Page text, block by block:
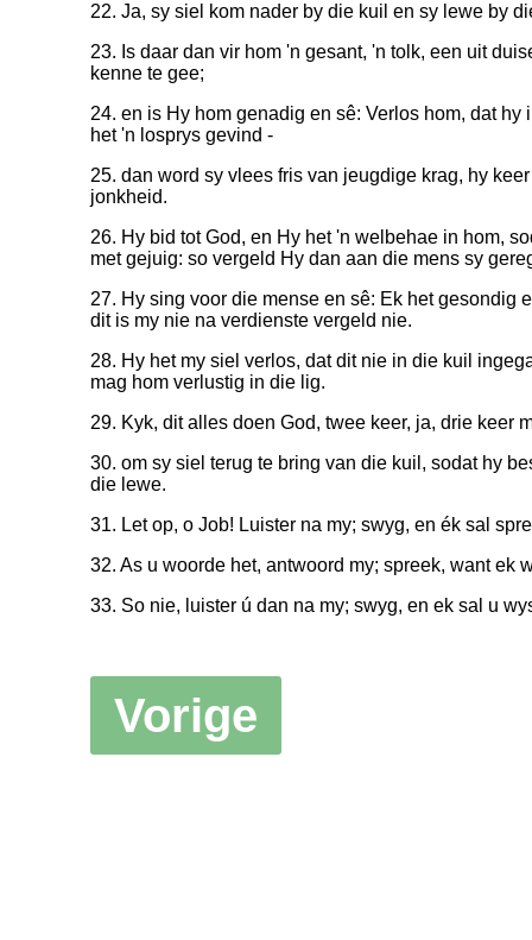
22. Ja, sy siel kom nader by die kuil en sy lewe by
23. Is daar dan vir hom 'n gesant, 'n tolk, een uit
kenne te gee;
24. en is Hy hom genadig en sê: Verlos hom, dat
het 'n losprys gevind -
25. dan word sy vlees fris van jeugdige krag, hy
jonkheid.
26. Hy bid tot God, en Hy het 'n welbehae in hom,
met gejuig: so vergeld Hy dan aan die mens sy
27. Hy sing voor die mense en sê: Ek het gesondig
dit is my nie na verdienste vergeld nie.
28. Hy het my siel verlos, dat dit nie in die kuil
mag hom verlustig in die lig.
29. Kyk, dit alles doen God, twee keer, ja, drie keer
30. om sy siel terug te bring van die kuil, sodat hy
die lewe.
31. Let op, o Job! Luister na my; swyg, en ék sal
32. As u woorde het, antwoord my; spreek, want ek
33. So nie, luister ú dan na my; swyg, en ek sal u
Vorige